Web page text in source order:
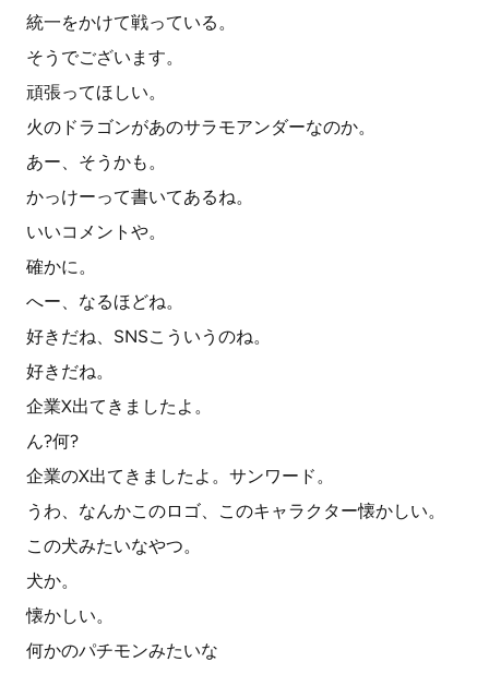
統一をかけて戦っている。
そうでございます。
頑張ってほしい。
火のドラゴンがあのサラモアンダーなのか。
あー、そうかも。
かっけーって書いてあるね。
いいコメントや。
確かに。
へー、なるほどね。
好きだね、SNSこういうのね。
好きだね。
企業X出てきましたよ。
ん?何?
企業のX出てきましたよ。サンワード。
うわ、なんかこのロゴ、このキャラクター懐かしい。
この犬みたいなやつ。
犬か。
懐かしい。
何かのパチモンみたいな